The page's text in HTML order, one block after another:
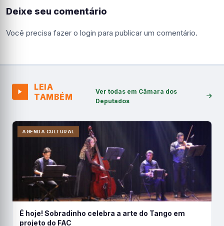
Deixe seu comentário
Você precisa fazer o login para publicar um comentário.
LEIA
TAMBÉM
Ver todas em Câmara dos
Deputados
AGENDA CULTURAL
É hoje! Sobradinho celebra a arte do Tango em
projeto do FAC